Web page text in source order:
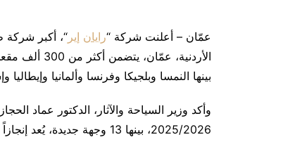
عمّان – أعلنت شركة “رايان إير “، أكبر
بينها النمسا وبلجيكا وفرنسا وألمانيا وإيطاليا
2025/2026، بينها 13 وجهة جديدة، يُعد إنجازاً مهماً لقطاعي الطيران والسياحة في الأردن.